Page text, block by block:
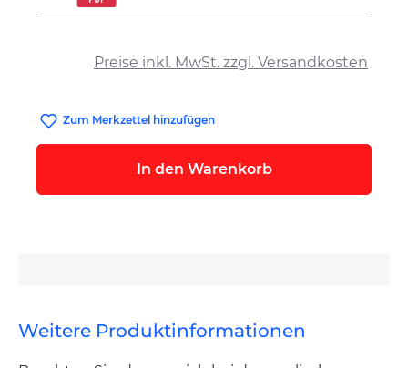
Preise inkl. MwSt. zzgl. Versandkosten
Zum Merkzettel hinzufügen
In den Warenkorb
Weitere Produktinformationen